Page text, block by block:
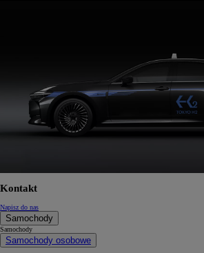
Kontakt
Napisz do nas
Samochody
Samochody
Samochody osobowe